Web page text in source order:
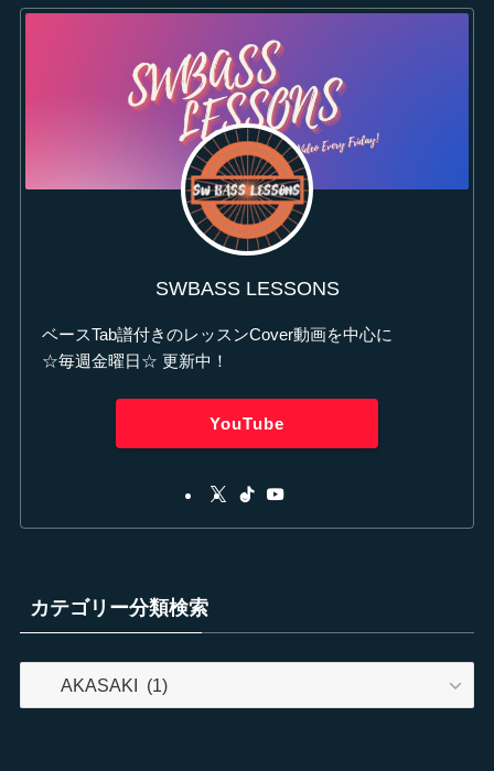
SWBASS LESSONS
ベースTab譜付きのレッスンCover動画を中心に
☆毎週金曜日☆ 更新中！
YouTube
カテゴリー分類検索
テ